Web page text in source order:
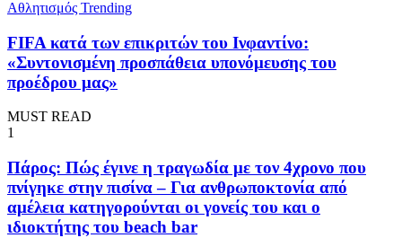
Αθλητισμός Trending
FIFA κατά των επικριτών του Ινφαντίνο:
«Συντονισμένη προσπάθεια υπονόμευσης του
προέδρου μας»
MUST READ
1
Πάρος: Πώς έγινε η τραγωδία με τον 4χρονο που
πνίγηκε στην πισίνα – Για ανθρωποκτονία από
αμέλεια κατηγορούνται οι γονείς του και ο
ιδιοκτήτης του beach bar